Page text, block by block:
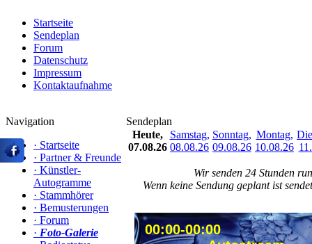
Startseite
Sendeplan
Forum
Datenschutz
Impressum
Kontaktaufnahme
Navigation
· Startseite
· Partner & Freunde
· Künstler-
Autogramme
· Stammhörer
· Bemusterungen
· Forum
· Foto-Galerie
Sendeplan
Heute,
07.08.26
Samstag,
08.08.26
Sonntag,
09.08.26
Montag,
10.08.26
Wir senden 24 Stunden
Wenn keine Sendung geplant ist
00:00-00:00